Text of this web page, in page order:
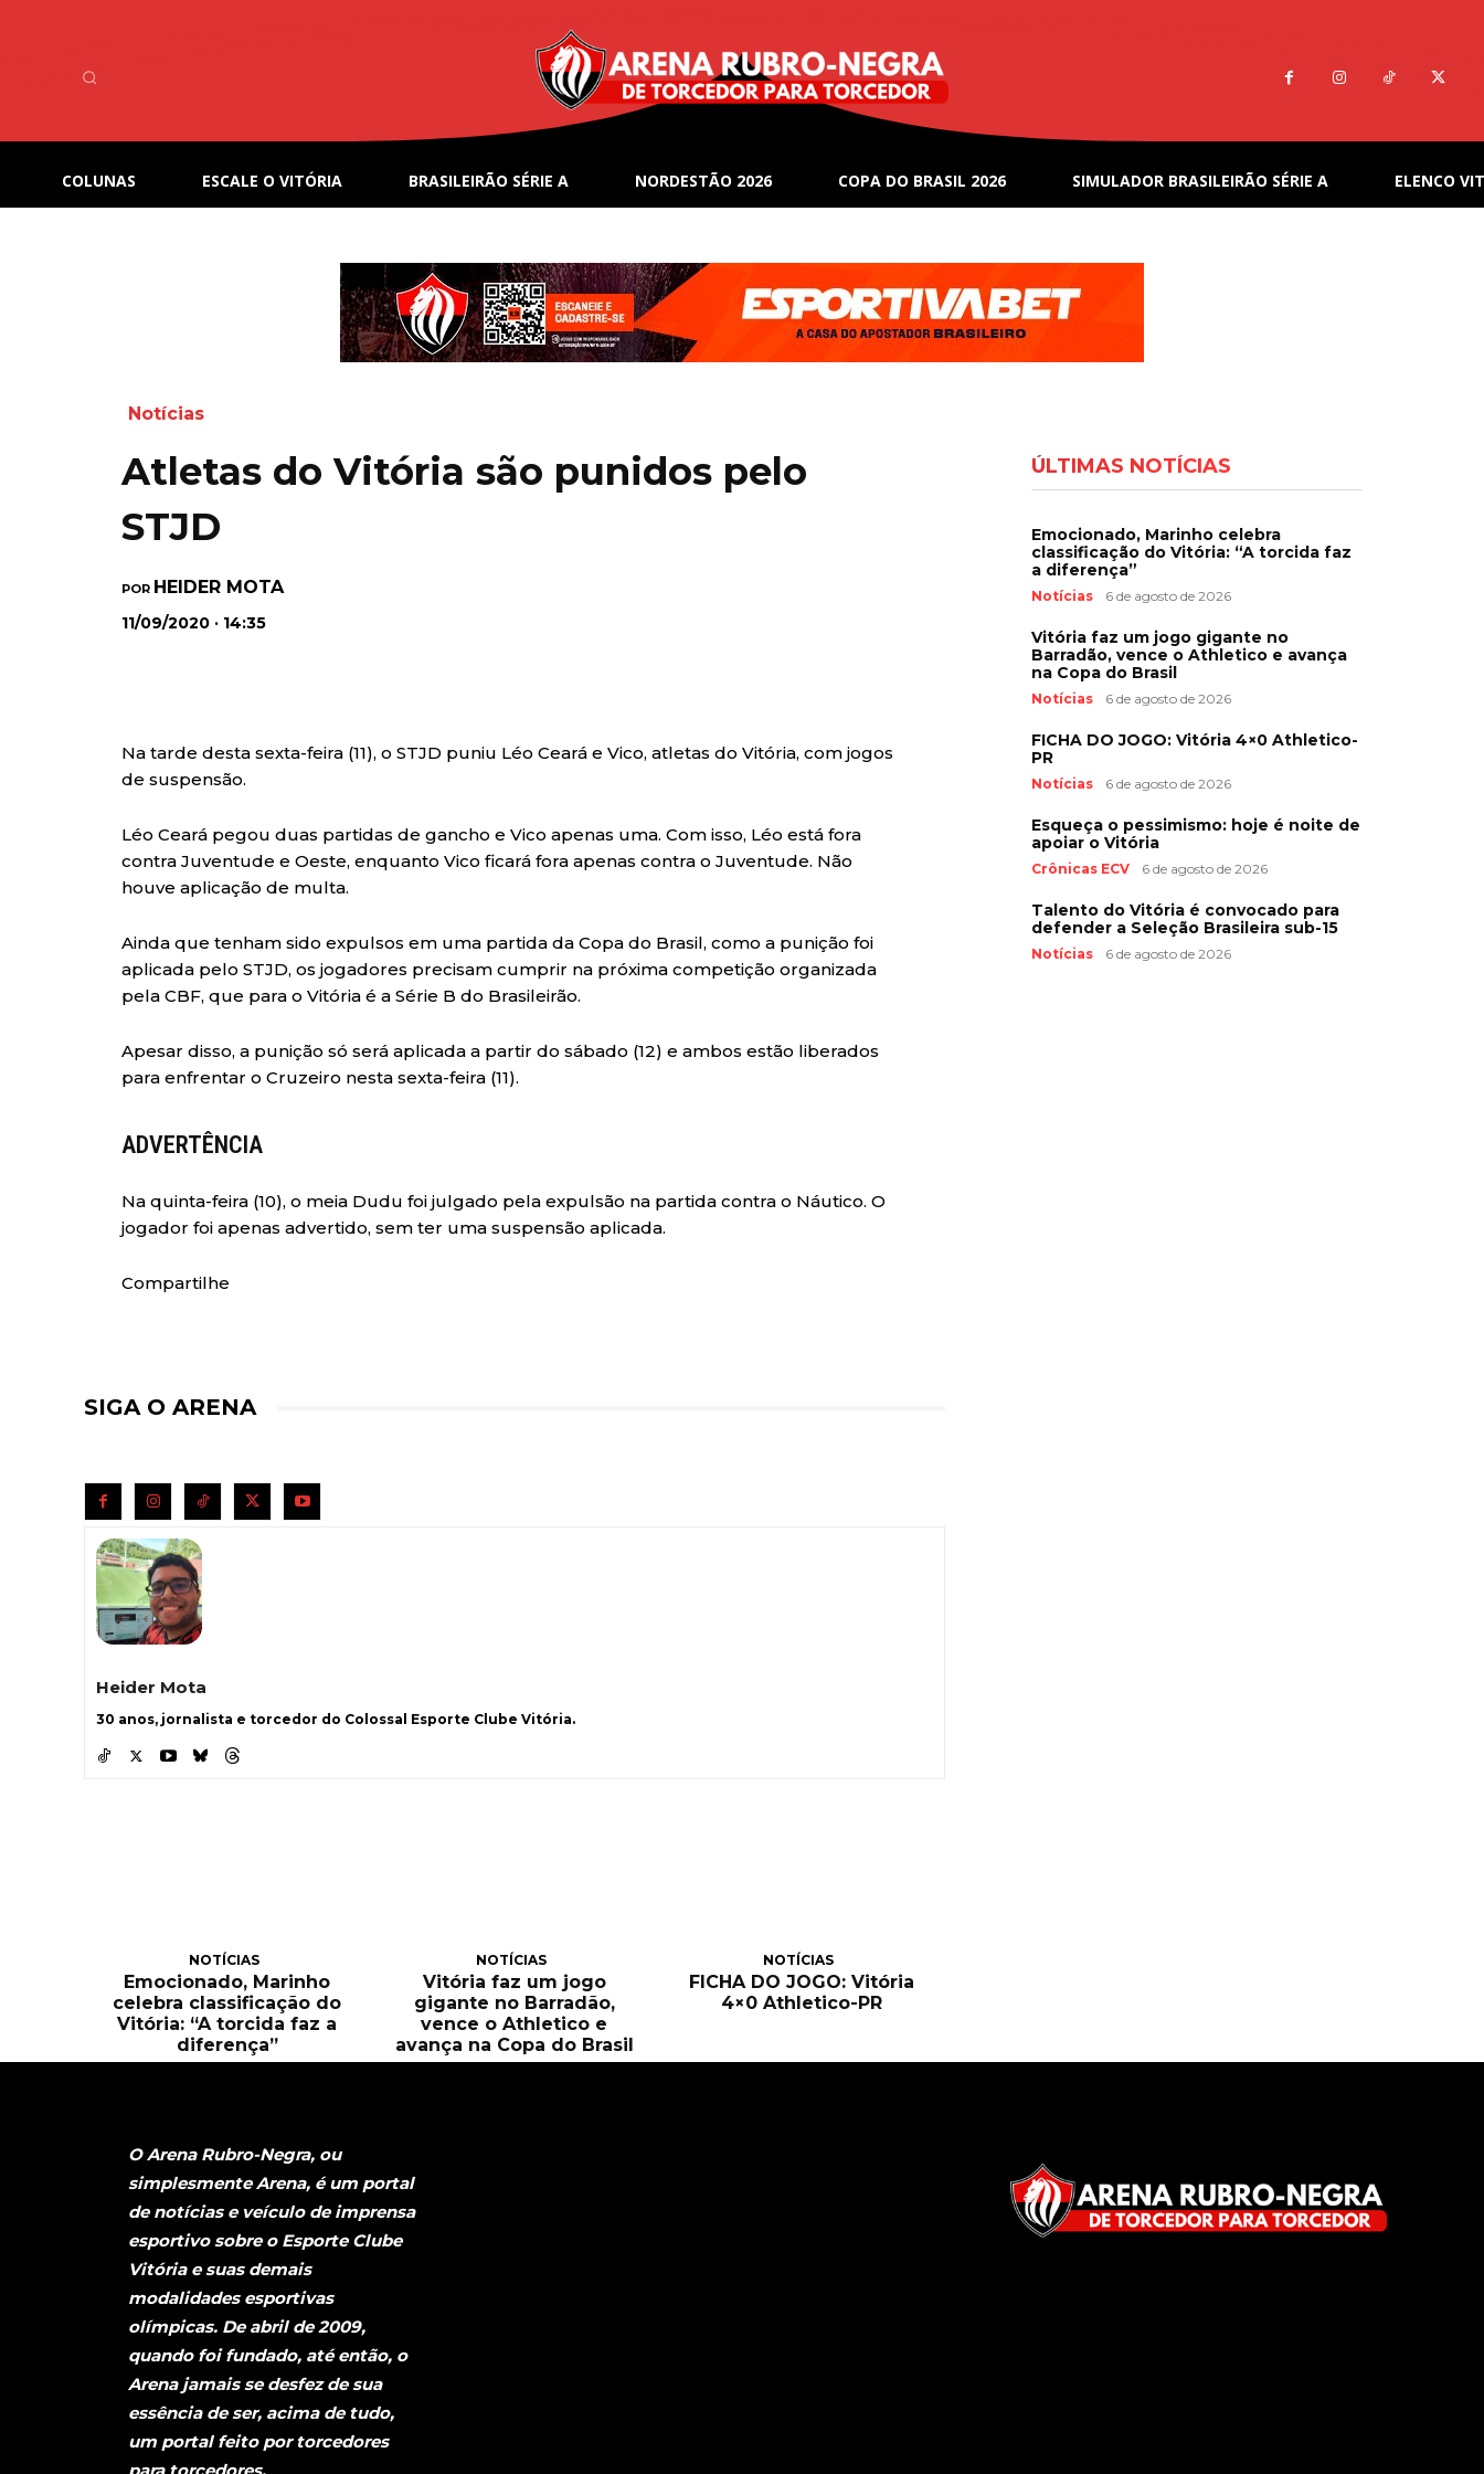
COLUNAS ESCALE O VITÓRIA BRASILEIRÃO SÉRIE A NORDESTÃO 2026 COPA DO BRASIL 2026 SIMULADOR BRASILEIRÃO SÉRIE A ELENCO
Notícias
Atletas do Vitória são punidos pelo
STJD
POR HEIDER MOTA
11/09/2020 · 14:35
Na tarde desta sexta-feira (11), o STJD puniu Léo Ceará e Vico, atletas do Vitória, com jogos
de suspensão.
Léo Ceará pegou duas partidas de gancho e Vico apenas uma. Com isso, Léo está fora
contra Juventude e Oeste, enquanto Vico ficará fora apenas contra o Juventude. Não
houve aplicação de multa.
Ainda que tenham sido expulsos em uma partida da Copa do Brasil, como a punição foi
aplicada pelo STJD, os jogadores precisam cumprir na próxima competição organizada
pela CBF, que para o Vitória é a Série B do Brasileirão.
Apesar disso, a punição só será aplicada a partir do sábado (12) e ambos estão liberados
para enfrentar o Cruzeiro nesta sexta-feira (11).
ADVERTÊNCIA
Na quinta-feira (10), o meia Dudu foi julgado pela expulsão na partida contra o Náutico. O
jogador foi apenas advertido, sem ter uma suspensão aplicada.
Compartilhe
SIGA O ARENA
Heider Mota
30 anos, jornalista e torcedor do Colossal Esporte Clube Vitória.
NOTÍCIAS
Emocionado, Marinho
celebra classificação do
Vitória: “A torcida faz a
diferença”
NOTÍCIAS
Vitória faz um jogo
gigante no Barradão,
vence o Athletico e
avança na Copa do Brasil
NOTÍCIAS
FICHA DO JOGO: Vitória
4×0 Athletico-PR
ÚLTIMAS NOTÍCIAS
Emocionado, Marinho celebra
classificação do Vitória: “A torcida faz
a diferença”
Notícias 6 de agosto de 2026
Vitória faz um jogo gigante no
Barradão, vence o Athletico e avança
na Copa do Brasil
Notícias 6 de agosto de 2026
FICHA DO JOGO: Vitória 4×0 Athletico-
PR
Notícias 6 de agosto de 2026
Esqueça o pessimismo: hoje é noite de
apoiar o Vitória
Crônicas ECV 6 de agosto de 2026
Talento do Vitória é convocado para
defender a Seleção Brasileira sub-15
Notícias 6 de agosto de 2026
O Arena Rubro-Negra, ou
simplesmente Arena, é um portal
de notícias e veículo de imprensa
esportivo sobre o Esporte Clube
Vitória e suas demais
modalidades esportivas
olímpicas. De abril de 2009,
quando foi fundado, até então, o
Arena jamais se desfez de sua
essência de ser, acima de tudo,
um portal feito por torcedores